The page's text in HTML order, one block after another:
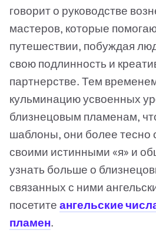
говорит о руководстве
мастеров, которые
путешествии, побуждая
свою подлинность и
партнерстве. Тем
кульминацию усвоенных
близнецовым пламенам,
шаблоны, они более тесно
своими истинными «я» и
узнать больше о
связанных с ними
посетите ангельские
пламен.